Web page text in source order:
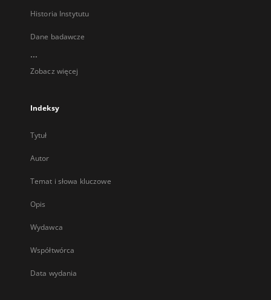
Historia Instytutu
Dane badawcze
...
Zobacz więcej
Indeksy
Tytuł
Autor
Temat i słowa kluczowe
Opis
Wydawca
Współtwórca
Data wydania